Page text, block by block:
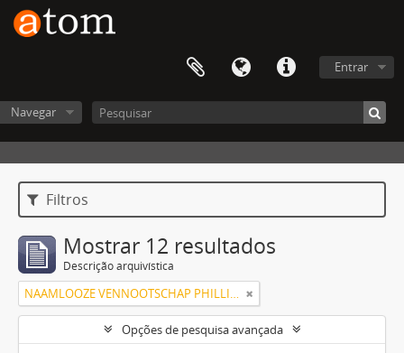
Entrar
Navegar
Filtros
Mostrar 12 resultados
Descrição arquivística
NAAMLOOZE VENNOOTSCHAP PHILLIPS GLOEILAMPENFABRIEKEN
Opções de pesquisa avançada